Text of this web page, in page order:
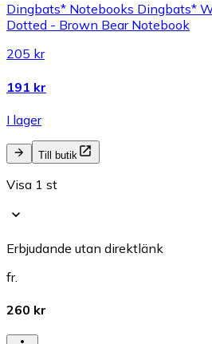
Dingbats* Notebooks Dingbats*
Dotted - Brown Bear Notebook
205 kr
191 kr
I lager
Till butik
Visa 1 st
Erbjudande utan direktlänk
fr.
260 kr